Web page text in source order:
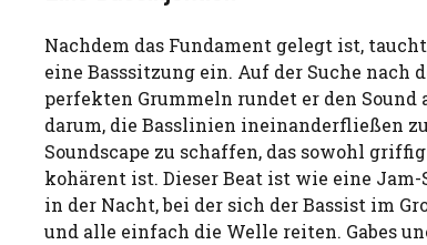
Nachdem das Fundament gelegt ist, taucht
eine Basssitzung ein. Auf der Suche nach
perfekten Grummeln rundet er den Sound
darum, die Basslinien ineinanderfließen
Soundscape zu schaffen, das sowohl
kohärent ist. Dieser Beat ist wie eine Jam-
in der Nacht, bei der sich der Bassist im
und alle einfach die Welle reiten. Gabes